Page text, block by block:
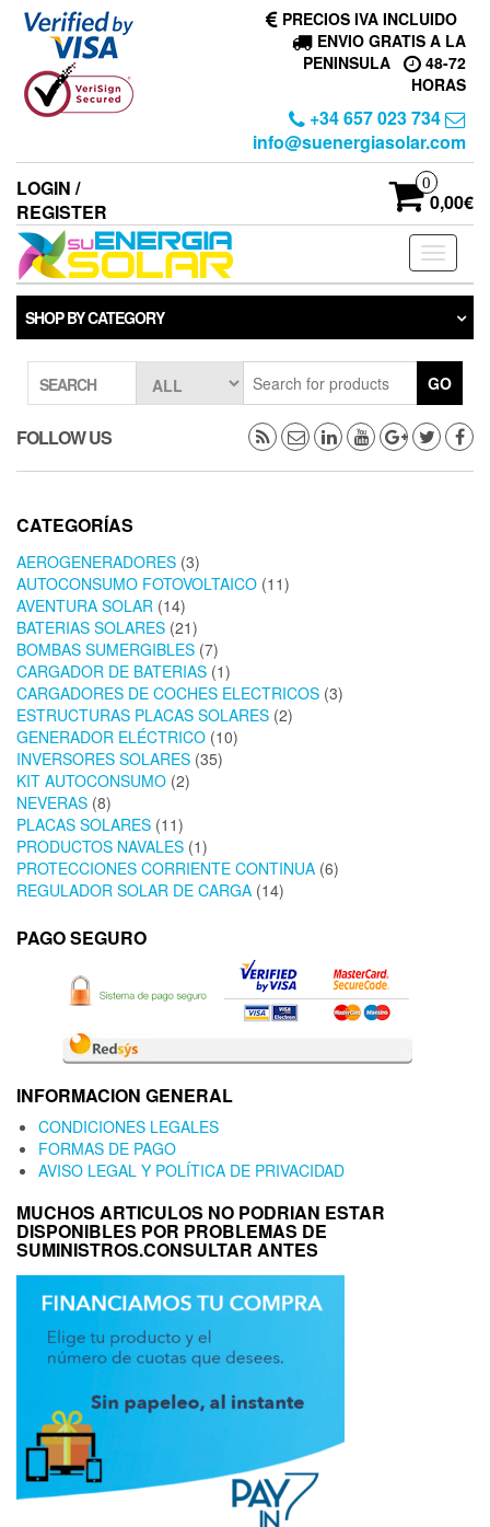
Skip
content
PRECIOS IVA INCLUIDO
ENVIO GRATIS A LA
PENINSULA
48-72
HORAS
+34 657 023 734
info@suenergiasolar.com
LOGIN /
REGISTER
0
0,00€
Toggle
SHOP BY CATEGORY
SEARCH GO
FOLLOW US
CATEGORÍAS
AEROGENERADORES (3)
AUTOCONSUMO FOTOVOLTAICO (11)
AVENTURA SOLAR (14)
BATERIAS SOLARES (21)
BOMBAS SUMERGIBLES (7)
CARGADOR DE BATERIAS (1)
CARGADORES DE COCHES ELECTRICOS (3)
ESTRUCTURAS PLACAS SOLARES (2)
GENERADOR ELÉCTRICO (10)
INVERSORES SOLARES (35)
KIT AUTOCONSUMO (2)
NEVERAS (8)
PLACAS SOLARES (11)
PRODUCTOS NAVALES (1)
PROTECCIONES CORRIENTE CONTINUA (6)
REGULADOR SOLAR DE CARGA (14)
PAGO SEGURO
INFORMACION GENERAL
CONDICIONES LEGALES
FORMAS DE PAGO
AVISO LEGAL Y POLÍTICA DE PRIVACIDAD
MUCHOS ARTICULOS NO PODRIAN ESTAR
DISPONIBLES POR PROBLEMAS DE
SUMINISTROS.CONSULTAR ANTES